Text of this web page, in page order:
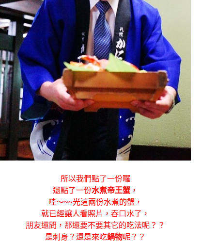
所以我們點了一份囉
還點了一份水煮帝王蟹 ，
哇～~~光這兩份水煮的蟹，
就已經讓人看照片，吞口水了，
朋友還問，那還要不要其它的吃法呢？？
是刺身？還是來吃鍋物呢？？